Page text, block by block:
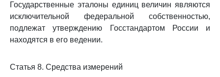
Государственные эталоны единиц величин являются
исключительной федеральной собственностью,
подлежат утверждению Госстандартом России и
находятся в его ведении.
Статья 8. Средства измерений